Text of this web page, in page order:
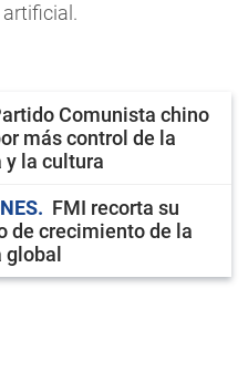
artificial.
Comunista chino
más control de la
y la cultura
FMI recorta su
de crecimiento de la